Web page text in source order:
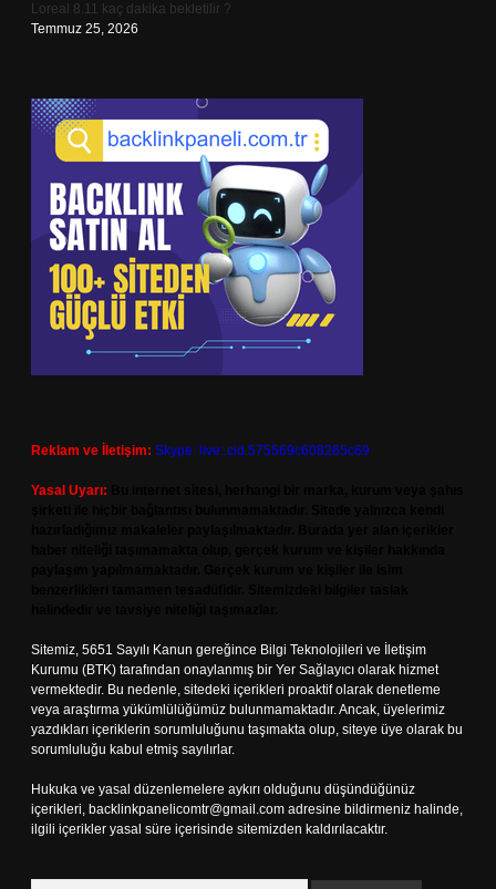
Loreal 8.11 kaç dakika bekletilir ?
Temmuz 25, 2026
Reklam ve İletişim: Skype: live:.cid.575569c608265c69
Yasal Uyarı:
Sitemiz, 5651 Sayılı Kanun gereğince Bilgi Teknolojileri ve İletişim
Kurumu (BTK) tarafından onaylanmış bir Yer Sağlayıcı olarak hizmet
vermektedir. Bu nedenle, sitedeki içerikleri proaktif olarak denetleme
veya araştırma yükümlülüğümüz bulunmamaktadır. Ancak, üyelerimiz
yazdıkları içeriklerin sorumluluğunu taşımakta olup, siteye üye olarak bu
sorumluluğu kabul etmiş sayılırlar.
Hukuka ve yasal düzenlemelere aykırı olduğunu düşündüğünüz
içerikleri, backlinkpanelicomtr@gmail.com adresine bildirmeniz halinde,
ilgili içerikler yasal süre içerisinde sitemizden kaldırılacaktır.